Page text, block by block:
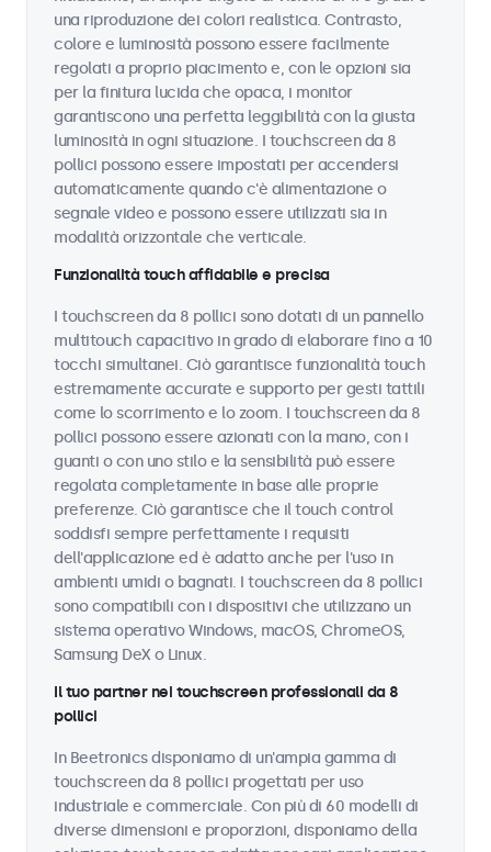
una riproduzione dei colori realistica. Contrasto,
colore e luminosità possono essere facilmente
regolati a proprio piacimento e, con le opzioni sia
per la finitura lucida che opaca, i monitor
garantiscono una perfetta leggibilità con la giusta
luminosità in ogni situazione. I touchscreen da 8
pollici possono essere impostati per accendersi
automaticamente quando c'è alimentazione o
segnale video e possono essere utilizzati sia in
modalità orizzontale che verticale.
Funzionalità touch affidabile e precisa
I touchscreen da 8 pollici sono dotati di un pannello
multitouch capacitivo in grado di elaborare fino a 10
tocchi simultanei. Ciò garantisce funzionalità touch
estremamente accurate e supporto per gesti tattili
come lo scorrimento e lo zoom. I touchscreen da 8
pollici possono essere azionati con la mano, con i
guanti o con uno stilo e la sensibilità può essere
regolata completamente in base alle proprie
preferenze. Ciò garantisce che il touch control
soddisfi sempre perfettamente i requisiti
dell'applicazione ed è adatto anche per l'uso in
ambienti umidi o bagnati. I touchscreen da 8 pollici
sono compatibili con i dispositivi che utilizzano un
sistema operativo Windows, macOS, ChromeOS,
Samsung DeX o Linux.
Il tuo partner nei touchscreen professionali da 8
pollici
In Beetronics disponiamo di un'ampia gamma di
touchscreen da 8 pollici progettati per uso
industriale e commerciale. Con più di 60 modelli di
diverse dimensioni e proporzioni, disponiamo della